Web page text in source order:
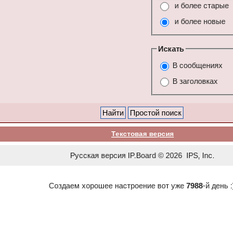
и более старые
и более новые
Искать
В сообщениях
В заголовках
Текстовая версия
Русская версия IP.Board© 2026 IPS, Inc
Создаем хорошее настроение вот уже7988-й день